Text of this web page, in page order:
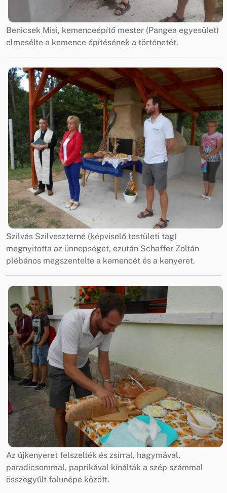
Benicsek Misi, kemenceépítő mester (Pangea egyesület)
elmesélte a kemence építésének a történetét.
Szilvás Szilveszterné (képviselő testületi tag)
megnyitotta az ünnepséget, ezután Schaffer Zoltán
plébános megszentelte a kemencét és a kenyeret.
Az újkenyeret felszelték és zsírral, hagymával,
paradicsommal, paprikával kínálták a szép számmal
összegyűlt falunépe között.